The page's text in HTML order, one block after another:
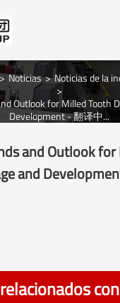
Noticias
Noticias de la
Outlook for Milled Tooth
Development - 翻译中...
and Outlook
and